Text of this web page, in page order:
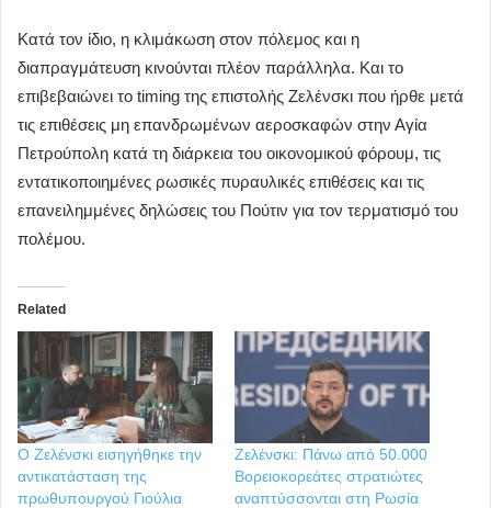
Κατά τον ίδιο, η κλιμάκωση στον πόλεμος και η
διαπραγμάτευση κινούνται πλέον παράλληλα. Και το
επιβεβαιώνει το timing της επιστολής Ζελένσκι που ήρθε μετά
τις επιθέσεις μη επανδρωμένων αεροσκαφών στην Αγία
Πετρούπολη κατά τη διάρκεια του οικονομικού φόρουμ, τις
εντατικοποιημένες ρωσικές πυραυλικές επιθέσεις και τις
επανειλημμένες δηλώσεις του Πούτιν για τον τερματισμό του
πολέμου.
Related
Ο Ζελένσκι εισηγήθηκε την
αντικατάσταση της
πρωθυπουργού Γιούλια
Ζελένσκι: Πάνω από 50.000
Βορειοκορεάτες στρατιώτες
αναπτύσσονται στη Ρωσία